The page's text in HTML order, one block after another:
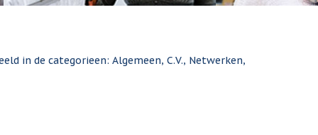
in de categorieen: Algemeen, C.V., Netwerken,